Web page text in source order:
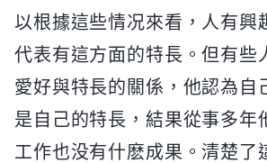
以根據這些情况來看，人有興
代表有這方面的特長。但有些
愛好與特長的關係，他認為自
是自己的特長，結果從事多年
工作也没有什麽成果。清楚了